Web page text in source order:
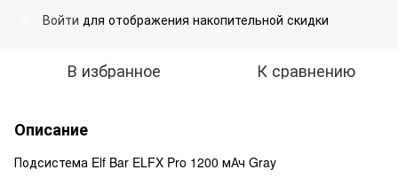
Войти для отображения накопительной скидки
В избранное К сравнению
Описание
Подсистема Elf Bar ELFX Pro 1200 мАч Gray